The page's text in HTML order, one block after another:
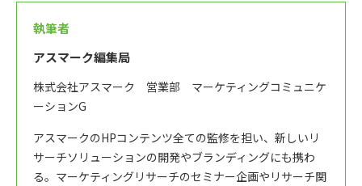
執筆者
アスマーク編集局
株式会社アスマーク 営業部 マーケティングコミュニケ
ーションG
アスマークのHPコンテンツ全ての監修を担い、新しいリ
サーチソリューションの開発やブランディングにも携わ
る。マーケティングリサーチのセミナー企画やリサーチ関